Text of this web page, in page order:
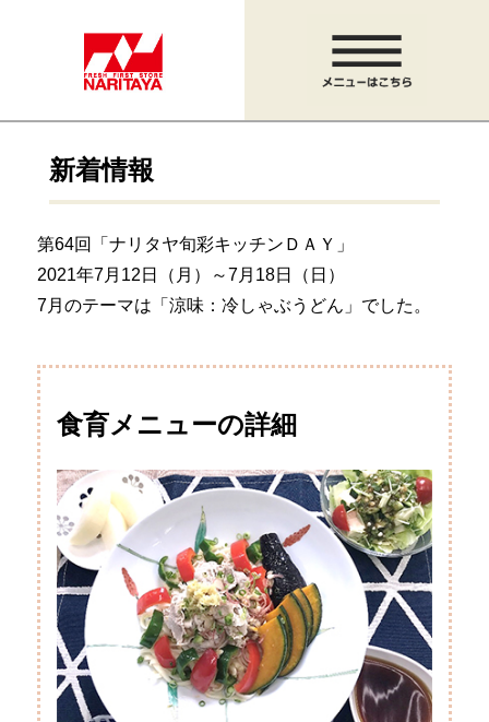
新着情報
第64回「ナリタヤ旬彩キッチンＤＡＹ」
2021年7月12日（月）～7月18日（日）
7月のテーマは「涼味：冷しゃぶうどん」でした。
食育メニューの詳細